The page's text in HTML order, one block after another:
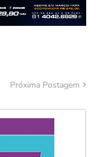
Próxima Postagem